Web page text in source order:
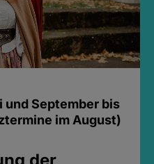
und September bis
im August)
der